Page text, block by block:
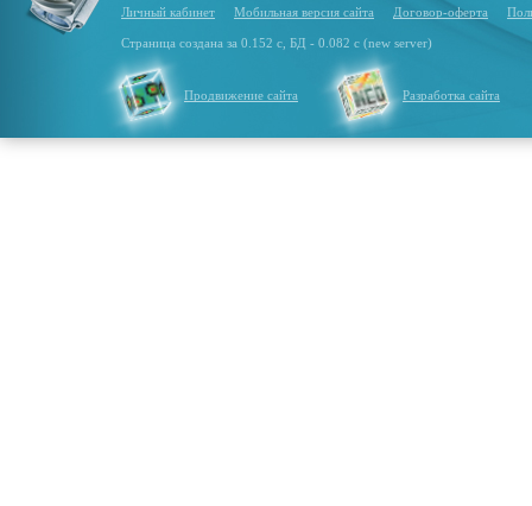
Личный кабинет Мобильная версия сайта Договор-оферта
Страница создана за 0.152 с, БД - 0.082 с (new server)
Продвижение сайта Разработка сайта